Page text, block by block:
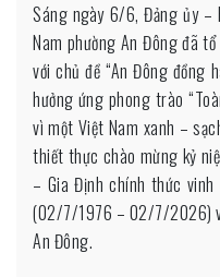
Sáng ngày 6/6, Đảng ủy –
Nam phường An Đông đã
với chủ đề “An Đông đồng
hưởng ứng phong trào
vì một Việt Nam xanh –
thiết thực chào mừng kỷ
– Gia Định chính thức
(02/7/1976 – 02/7/2026)
An Đông.